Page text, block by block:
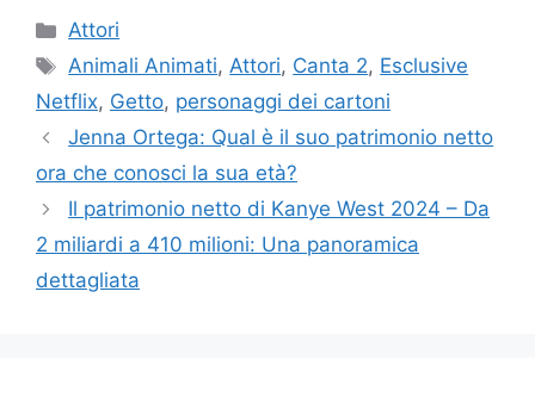
Categories
Attori
Tags
Animali Animati,Attori, Canta 2, Esclusive
Netflix, Getto, personaggi dei cartoni
Jenna Ortega: Qual è il suo patrimonio netto
ora che conosci la sua età?
Il patrimonio netto di Kanye West 2024 – Da
2 miliardi a 410 milioni: Una panoramica
dettagliata